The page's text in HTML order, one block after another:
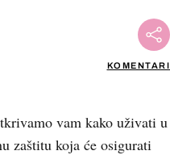
KOMENTARI
vam kako uživati u
zaštitu koja će osigurati